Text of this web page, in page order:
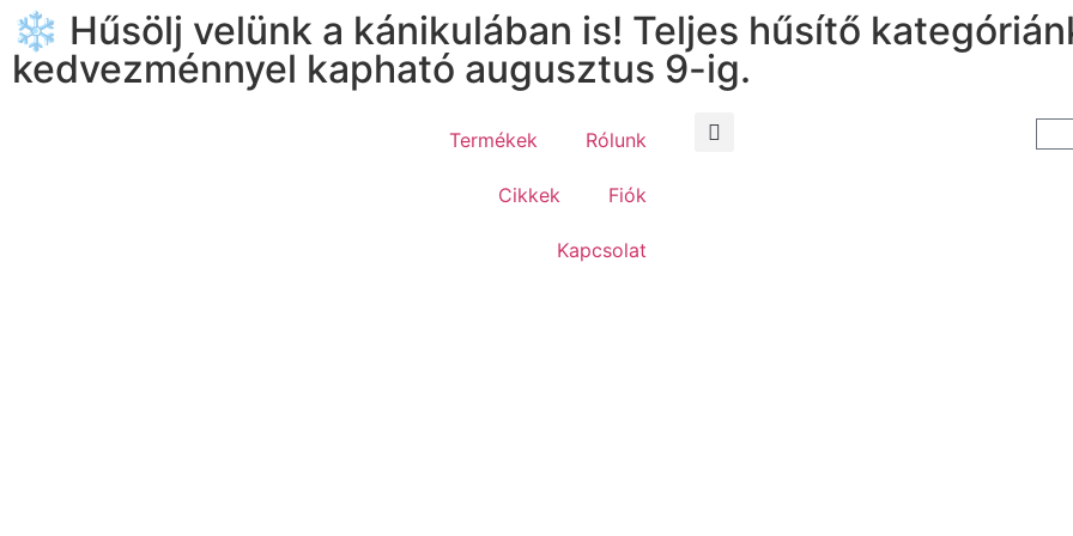
❄️ Hűsölj velünk a kánikulában is! Teljes hűsítő
kedvezménnyel kapható augusztus 9-ig.
Termékek Rólunk
Cikkek Fiók
Kapcsolat